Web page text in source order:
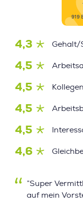
4,3 Gehalt/
4,5
4,5
4,5
4,5
4,6
”Super
auf mein